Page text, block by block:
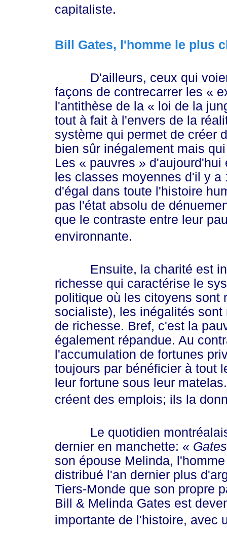
capitaliste.
Bill Gates, l'homme le plus
D'ailleurs, ceux qui voient
façons de contrecarrer les «
l'antithèse de la « loi de la
tout à fait à l'envers de la
système qui permet de créer
bien sûr inégalement mais
Les « pauvres » d'aujourd'hui
les classes moyennes d'il y
d'égal dans toute l'histoire
pas l'état absolu de
que le contraste entre leur
environnante.
Ensuite, la charité est
richesse qui caractérise le
politique où les citoyens sont
socialiste), les inégalités
de richesse. Bref, c'est la
également répandue. Au
l'accumulation de fortunes
toujours par bénéficier à tout
leur fortune sous leur
créent des emplois; ils la
Le quotidien
dernier en manchette: « Gates
son épouse Melinda,
distribué l'an dernier plus
Tiers-Monde que son propre
Bill & Melinda Gates est
importante de l'histoire, avec